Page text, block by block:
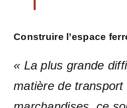
Construire l’espace
« La plus grande
matière de